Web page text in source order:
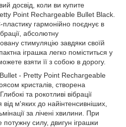
досвід, коли ви купите
Point Rechargeable Bullet Black.
гармонійно поєднує в
абсолютну
стимуляцію завдяки своїй
іграшка легко поміститься у
взяти її з собою в дорогу.
- Pretty Point Rechargeable
кристалів, створена
та рокотливі вібрації
м'яких до найінтенсивніших,
за лічені хвилини. При
силу, двигун іграшки